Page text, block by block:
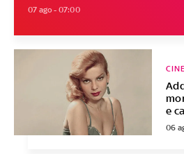
07 ago - 07:00
e
06